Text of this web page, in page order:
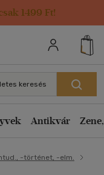
1499 Ft!
keresés
Antikvár
-történet, -elm.